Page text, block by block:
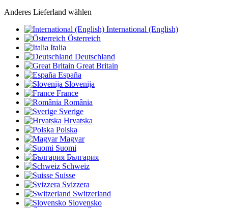
Anderes Lieferland wählen
International (English)
Österreich
Italia
Deutschland
Great Britain
España
Slovenija
France
România
Sverige
Hrvatska
Polska
Magyar
Suomi
България
Schweiz
Suisse
Svizzera
Switzerland
Slovensko